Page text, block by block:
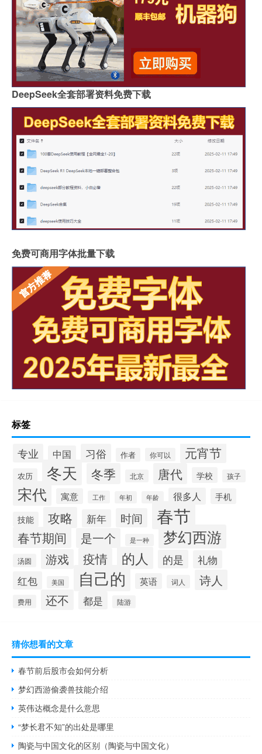
DeepSeek全套部署资料免费下载
免费可商用字体批量下载
标签
专业 中国 习俗 作者 你可以 元宵节
农历 冬天 冬季 北京 唐代 学校 孩子
宋代 寓意 工作 年初 年龄 很多人 手机
技能 攻略 新年 时间 春节
春节期间 是一个 是一种 梦幻西游
汤圆 游戏 疫情 的人 的是
礼物
红包
美国 自己的 英语 词人 诗人
费用 还不 都是 陆游
猜你想看的文章
春节前后股市会如何分析
梦幻西游偷袭兽技能介绍
英伟达概念是什么意思
“梦长君不知”的出处是哪里
陶瓷与中国文化的区别（陶瓷与中国文化）